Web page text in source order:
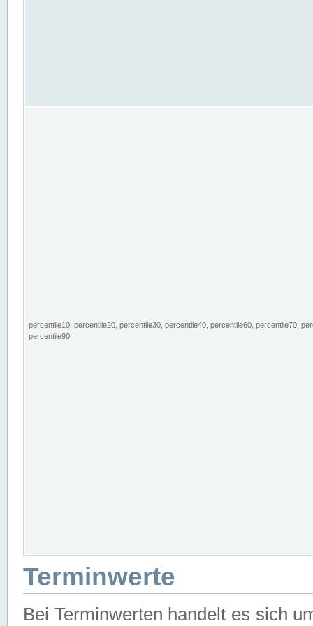
percentile10, percentile20, percentile30, percentile40, percentile60, percentile70,
percentile90
Terminwerte
Bei Terminwerten handelt es sich